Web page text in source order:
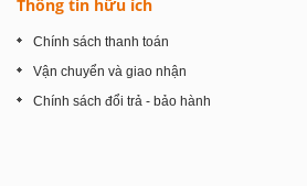
Thông tin hữu ích
Chính sách thanh toán
Vận chuyển và giao nhận
Chính sách đổi trả - bảo hành